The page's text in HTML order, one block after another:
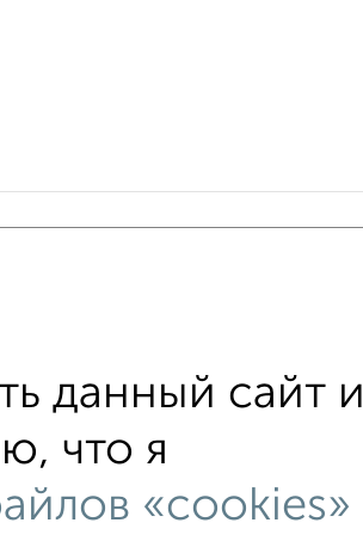
c большой кухней
доме с раздельным санузлом
данный сайт и
что я
«cookies»